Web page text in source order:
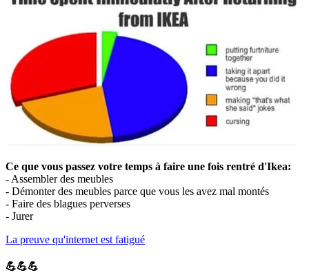
Ce que vous passez votre temps à faire une fois rentré d'Ikea:
- Assembler des meubles
- Démonter des meubles parce que vous les avez mal montés
- Faire des blagues perverses
- Jurer
La preuve qu'internet est fatigué
💪💪💪